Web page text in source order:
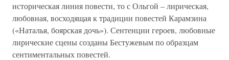
историческая линия повести, то с Ольгой – лирическая,
любовная, восходящая к традиции повестей Карамзина
(«Наталья, боярская дочь»). Сентенции героев, любовные
лирические сцены созданы Бестужевым по образцам
сентиментальных повестей.